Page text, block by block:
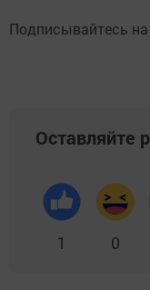
Подписывайтесь на
Оставляйте
1 0